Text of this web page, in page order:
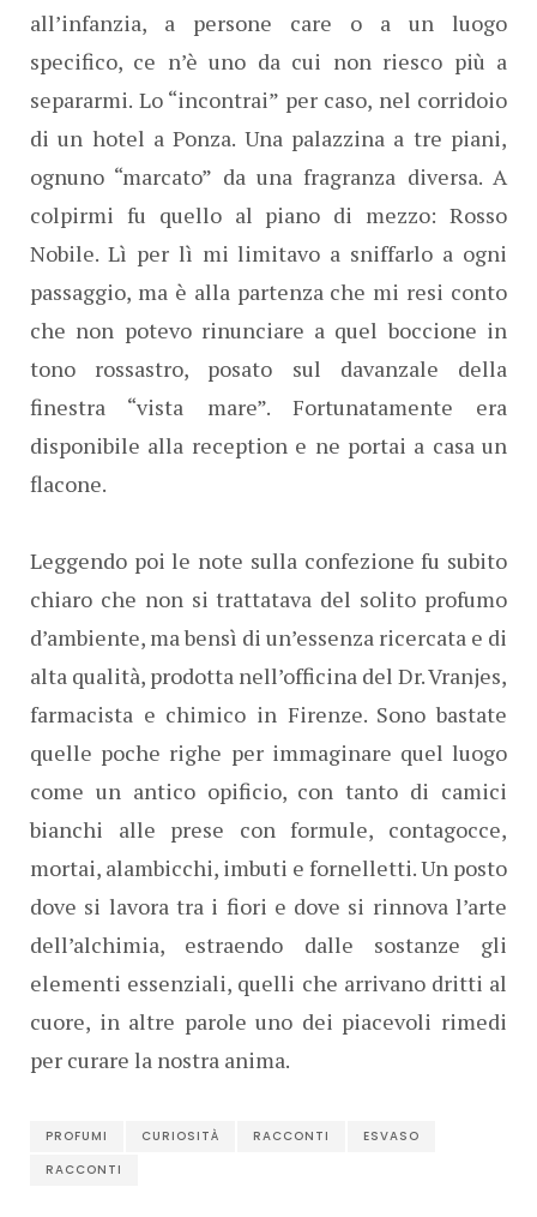
all’infanzia, a persone care o a un luogo
specifico, ce n’è uno da cui non riesco più a
separarmi. Lo “incontrai” per caso, nel corridoio
di un hotel a Ponza. Una palazzina a tre piani,
ognuno “marcato” da una fragranza diversa. A
colpirmi fu quello al piano di mezzo: Rosso
Nobile. Lì per lì mi limitavo a sniffarlo a ogni
passaggio, ma è alla partenza che mi resi conto
che non potevo rinunciare a quel boccione in
tono rossastro, posato sul davanzale della
finestra “vista mare”. Fortunatamente era
disponibile alla reception e ne portai a casa un
flacone.
Leggendo poi le note sulla confezione fu subito
chiaro che non si trattatava del solito profumo
d’ambiente, ma bensì di un’essenza ricercata e di
alta qualità, prodotta nell’officina del Dr. Vranjes,
farmacista e chimico in Firenze. Sono bastate
quelle poche righe per immaginare quel luogo
come un antico opificio, con tanto di camici
bianchi alle prese con formule, contagocce,
mortai, alambicchi, imbuti e fornelletti. Un posto
dove si lavora tra i fiori e dove si rinnova l’arte
dell’alchimia, estraendo dalle sostanze gli
elementi essenziali, quelli che arrivano dritti al
cuore, in altre parole uno dei piacevoli rimedi
per curare la nostra anima.
PROFUMI CURIOSITÀ RACCONTI
ESVASO
RACCONTI